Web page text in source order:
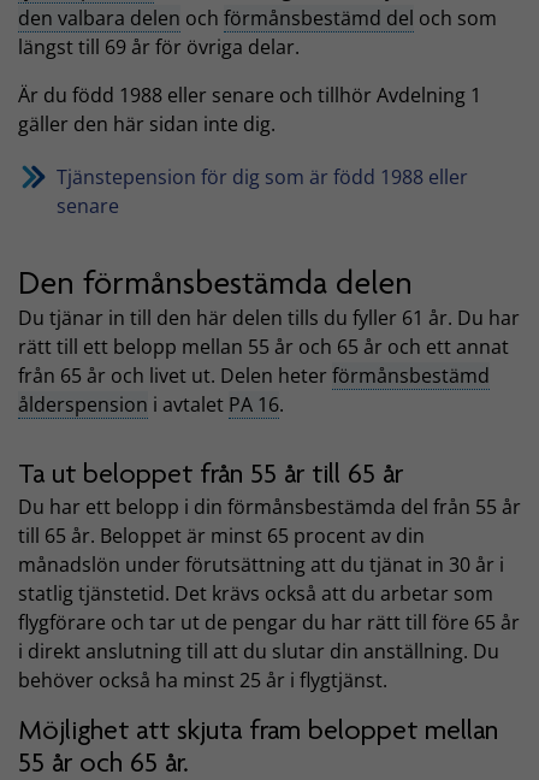
den valbara delen och förmånsbestämd del och som
längst till 69 år för övriga delar.
Är du född 1988 eller senare och tillhör Avdelning 1
gäller den här sidan inte dig.
Tjänstepension för dig som är född 1988 eller
senare
Den förmånsbestämda delen
Du tjänar in till den här delen tills du fyller 61 år. Du har
rätt till ett belopp mellan 55 år och 65 år och ett annat
från 65 år och livet ut. Delen heter förmånsbestämd
ålderspension i avtalet PA 16.
Ta ut beloppet från 55 år till 65 år
Du har ett belopp i din förmånsbestämda del från 55 år
till 65 år. Beloppet är minst 65 procent av din
månadslön under förutsättning att du tjänat in 30 år i
statlig tjänstetid. Det krävs också att du arbetar som
flygförare och tar ut de pengar du har rätt till före 65 år
i direkt anslutning till att du slutar din anställning. Du
behöver också ha minst 25 år i flygtjänst.
Möjlighet att skjuta fram beloppet mellan
55 år och 65 år.